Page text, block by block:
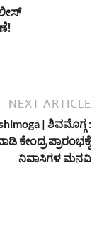
NEXT ARTICLE
| ಶಿವಮೊಗ್ಗ :
ಕೇಂದ್ರ ಪ್ರಾರಂಭಕ್ಕೆ
ನಿವಾಸಿಗಳ ಮನವಿ